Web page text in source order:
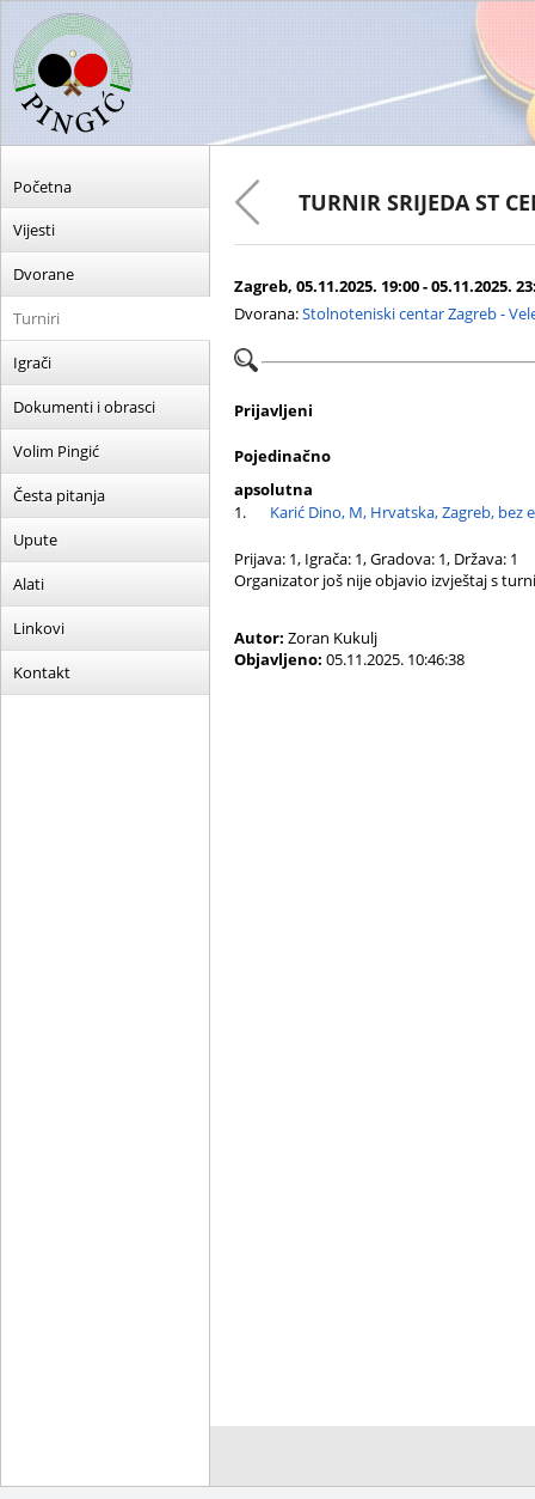
Početna
Vijesti
Dvorane
Turniri
Igrači
Dokumenti i obrasci
Volim Pingić
Česta pitanja
Upute
Alati
Linkovi
Kontakt
TURNIR SRIJEDA ST
Zagreb, 05.11.2025. 19:00 - 05.11.2025.
Dvorana:Stolnoteniski centar Zagreb -
Prijavljeni
Pojedinačno
apsolutna
1.
Karić Dino, M, Hrvatska, Zagreb, bez
Prijava: 1, Igrača: 1, Gradova: 1, Država: 1
Organizator još nije objavio izvještaj s
Autor: Zoran Kukulj
Objavljeno: 05.11.2025. 10:46:38